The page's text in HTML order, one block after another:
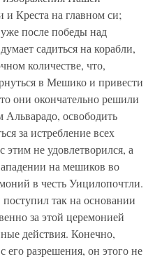
Креста на главном си;
после победы над
садиться на корабли,
количестве, что,
в Мешико и привести
они окончательно решили
Альварадо, освободить
за истребление всех
не удовлетворился, а
на мешиков во
в честь Уицилопочтли.
так на основании
за этой церемонией
действия. Конечно,
его разрешения, он этого не